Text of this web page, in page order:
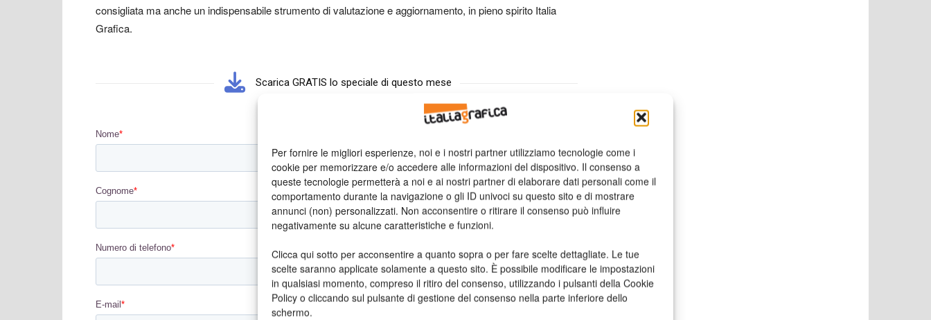
Per fornire le migliori esperienze, noi e i nostri partner utilizziamo tecnologie come i
cookie per memorizzare e/o accedere alle informazioni del dispositivo. Il consenso a
queste tecnologie permetterà a noi e ai nostri partner di elaborare dati personali come il
comportamento durante la navigazione o gli ID univoci su questo sito e di mostrare
annunci (non) personalizzati. Non acconsentire o ritirare il consenso può influire
negativamente su alcune caratteristiche e funzioni.
Clicca qui sotto per acconsentire a quanto sopra o per fare scelte dettagliate. Le tue
scelte saranno applicate solamente a questo sito. È possibile modificare le impostazioni
in qualsiasi momento, compreso il ritiro del consenso, utilizzando i pulsanti della Cookie
Policy o cliccando sul pulsante di gestione del consenso nella parte inferiore dello
schermo.
consigliata ma anche un indispensabile strumento di valutazione e aggiornamento, in pieno spirito Italia
Grafica.
Scarica GRATIS lo speciale di questo mese